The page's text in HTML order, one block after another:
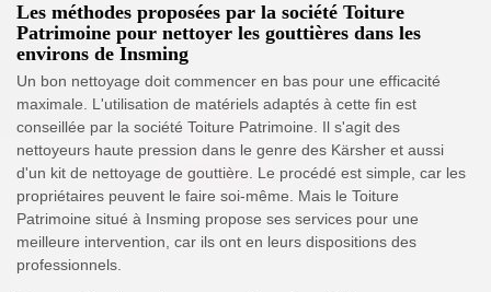
Les méthodes proposées par la société Toiture
Patrimoine pour nettoyer les gouttières dans les
environs de Insming
Un bon nettoyage doit commencer en bas pour une efficacité
maximale. L'utilisation de matériels adaptés à cette fin est
conseillée par la société Toiture Patrimoine. Il s'agit des
nettoyeurs haute pression dans le genre des Kärsher et aussi
d'un kit de nettoyage de gouttière. Le procédé est simple, car les
propriétaires peuvent le faire soi-même. Mais le Toiture
Patrimoine situé à Insming propose ses services pour une
meilleure intervention, car ils ont en leurs dispositions des
professionnels.